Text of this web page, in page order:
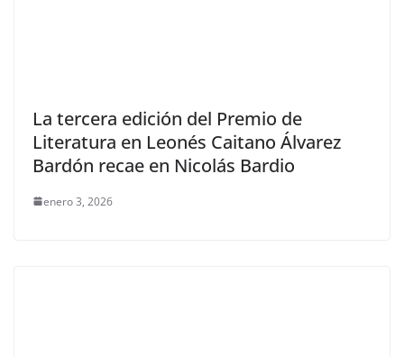
La tercera edición del Premio de
Literatura en Leonés Caitano Álvarez
Bardón recae en Nicolás Bardio
enero 3, 2026